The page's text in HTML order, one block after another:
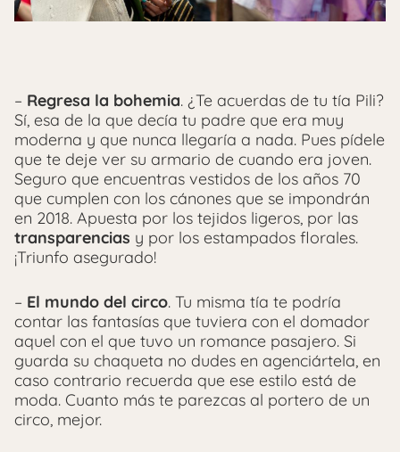
– Regresa la bohemia. ¿Te acuerdas de tu tía Pili?
Sí, esa de la que decía tu padre que era muy
moderna y que nunca llegaría a nada. Pues pídele
que te deje ver su armario de cuando era joven.
Seguro que encuentras vestidos de los años 70
que cumplen con los cánones que se impondrán
en 2018. Apuesta por los tejidos ligeros, por las
transparencias y por los estampados florales.
¡Triunfo asegurado!
– El mundo del circo. Tu misma tía te podría
contar las fantasías que tuviera con el domador
aquel con el que tuvo un romance pasajero. Si
guarda su chaqueta no dudes en agenciártela, en
caso contrario recuerda que ese estilo está de
moda. Cuanto más te parezcas al portero de un
circo, mejor.